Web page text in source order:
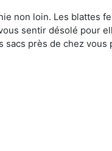
non loin. Les blattes
sentir désolé pour
près de chez